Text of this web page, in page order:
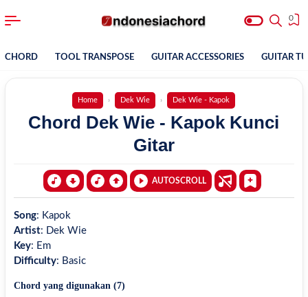
0
CHORD TOOL TRANSPOSE GUITAR ACCESSORIES GUITAR
Home Dek Wie Dek Wie - Kapok
Chord Dek Wie - Kapok Kunci
Gitar
AUTOSCROLL
Song: Kapok
Artist: Dek Wie
Key: Em
Difficulty: Basic
Chord yang digunakan (7)